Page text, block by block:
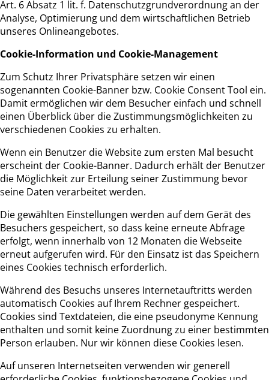
Art. 6 Absatz 1 lit. f. Datenschutzgrundverordnung an der
Analyse, Optimierung und dem wirtschaftlichen Betrieb
unseres Onlineangebotes.
Cookie-Information und Cookie-Management
Zum Schutz Ihrer Privatsphäre setzen wir einen
sogenannten Cookie-Banner bzw. Cookie Consent Tool ein.
Damit ermöglichen wir dem Besucher einfach und schnell
einen Überblick über die Zustimmungsmöglichkeiten zu
verschiedenen Cookies zu erhalten.
Wenn ein Benutzer die Website zum ersten Mal besucht
erscheint der Cookie-Banner. Dadurch erhält der Benutzer
die Möglichkeit zur Erteilung seiner Zustimmung bevor
seine Daten verarbeitet werden.
Die gewählten Einstellungen werden auf dem Gerät des
Besuchers gespeichert, so dass keine erneute Abfrage
erfolgt, wenn innerhalb von 12 Monaten die Webseite
erneut aufgerufen wird. Für den Einsatz ist das Speichern
eines Cookies technisch erforderlich.
Während des Besuchs unseres Internetauftritts werden
automatisch Cookies auf Ihrem Rechner gespeichert.
Cookies sind Textdateien, die eine pseudonyme Kennung
enthalten und somit keine Zuordnung zu einer bestimmten
Person erlauben. Nur wir können diese Cookies lesen.
Auf unseren Internetseiten verwenden wir generell